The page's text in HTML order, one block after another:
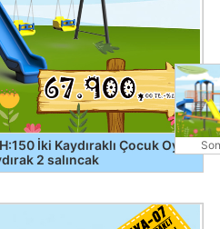
İki Kaydıraklı Çocuk Oyun
2 salıncak